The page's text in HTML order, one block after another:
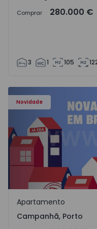
Comprar 280.000 €
3 1 105
Novidade
Apartamento T3 Porto,
Campanhã, Porto
Apartamento
Campanhã, Porto